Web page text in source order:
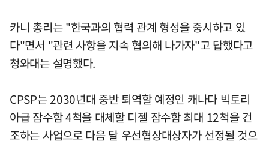
카니 총리는 "한국과의 협력 관계 형성을 중시하고 있
다"면서 "관련 사항을 지속 협의해 나가자"고 답했다고
청와대는 설명했다.
CPSP는 2030년대 중반 퇴역할 예정인 캐나다 빅토리
아급 잠수함 4척을 대체할 디젤 잠수함 최대 12척을 건
조하는 사업으로 다음 달 우선협상대상자가 선정될 것으